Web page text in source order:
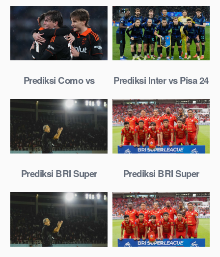
Prediksi Como vs
Prediksi Inter vs Pisa 24
Prediksi BRI Super
Borneo FC 23 Januari
2026
Prediksi BRI Super
Madura United 23
Januari 2026